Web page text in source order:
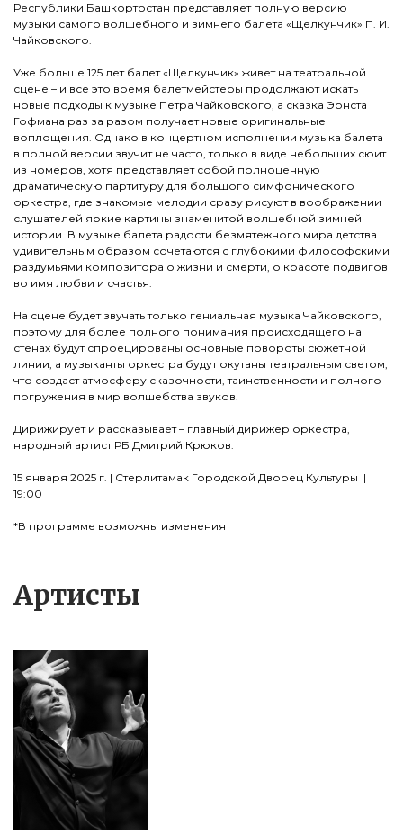
Республики Башкортостан представляет полную версию
музыки самого волшебного и зимнего балета «Щелкунчик» П. И.
Чайковского.
Уже больше 125 лет балет «Щелкунчик» живет на театральной
сцене – и все это время балетмейстеры продолжают искать
новые подходы к музыке Петра Чайковского, а сказка Эрнста
Гофмана раз за разом получает новые оригинальные
воплощения. Однако в концертном исполнении музыка балета
в полной версии звучит не часто, только в виде небольших сюит
из номеров, хотя представляет собой полноценную
драматическую партитуру для большого симфонического
оркестра, где знакомые мелодии сразу рисуют в воображении
слушателей яркие картины знаменитой волшебной зимней
истории. В музыке балета радости безмятежного мира детства
удивительным образом сочетаются с глубокими философскими
раздумьями композитора о жизни и смерти, о красоте подвигов
во имя любви и счастья.
На сцене будет звучать только гениальная музыка Чайковского,
поэтому для более полного понимания происходящего на
стенах будут спроецированы основные повороты сюжетной
линии, а музыканты оркестра будут окутаны театральным светом,
что создаст атмосферу сказочности, таинственности и полного
погружения в мир волшебства звуков.
Дирижирует и рассказывает – главный дирижер оркестра,
народный артист РБ Дмитрий Крюков.
15 января 2025 г. | Стерлитамак Городской Дворец Культуры |
19:00
*В программе возможны изменения
Артисты